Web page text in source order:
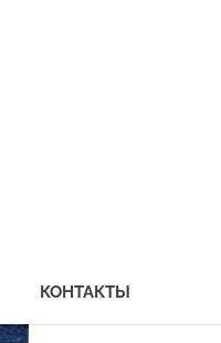
КОНТАКТЫ